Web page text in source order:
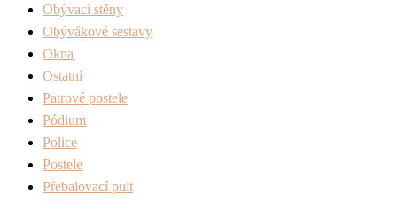
Obývací stěny
Obývákové sestavy
Okna
Ostatní
Patrové postele
Pódium
Police
Postele
Přebalovací pult